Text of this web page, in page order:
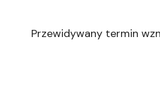
Przewidywany termin